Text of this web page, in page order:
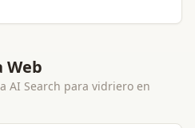
Web
AI Search para vidrieroen